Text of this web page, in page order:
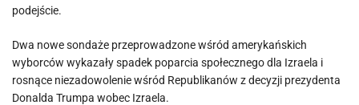
podejście.
Dwa nowe sondaże przeprowadzone wśród amerykańskich
wyborców wykazały spadek poparcia społecznego dla Izraela i
rosnące niezadowolenie wśród Republikanów z decyzji prezydenta
Donalda Trumpa wobec Izraela.